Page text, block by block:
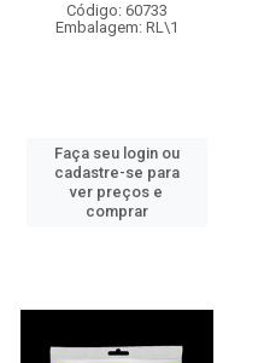
Código: 60733
Embalagem: RL\1
Faça seu login ou
cadastre-se para
ver preços e
comprar